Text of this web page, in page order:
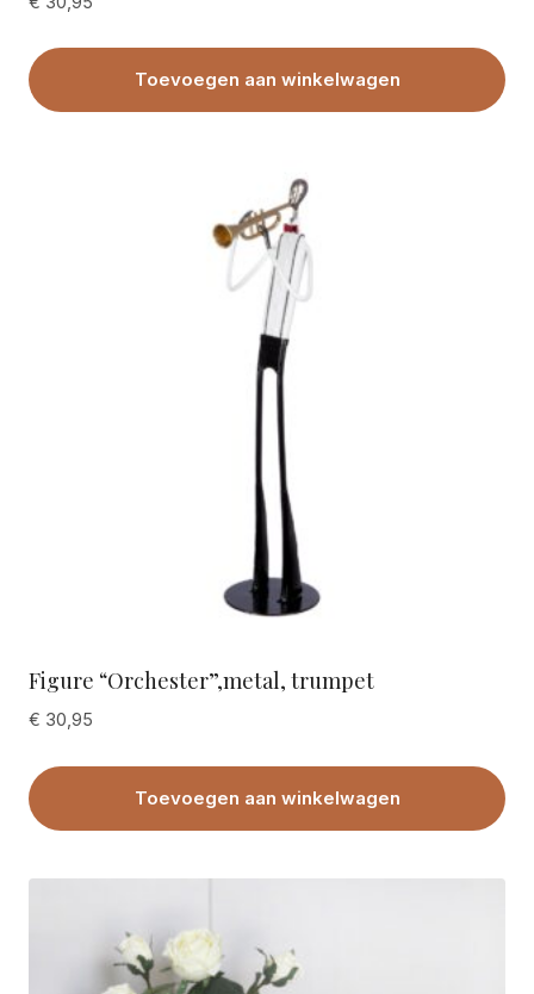
Toevoegen aan winkelwagen
Figure “Orchester”,metal, trumpet
€ 30,95
Toevoegen aan winkelwagen